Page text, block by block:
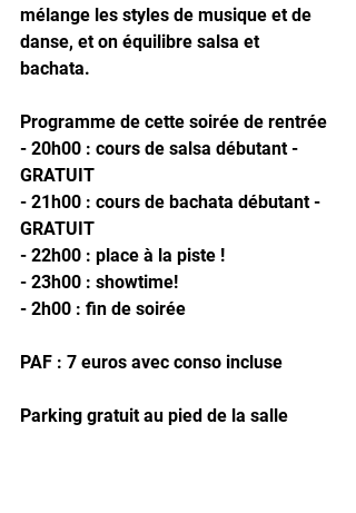
mélange les styles de musique et de
danse, et on équilibre salsa et
bachata.
Programme de cette soirée de rentrée
- 20h00 : cours de salsa débutant -
GRATUIT
- 21h00 : cours de bachata débutant -
GRATUIT
- 22h00 : place à la piste !
- 23h00 : showtime!
- 2h00 : fin de soirée
PAF : 7 euros avec conso incluse
Parking gratuit au pied de la salle